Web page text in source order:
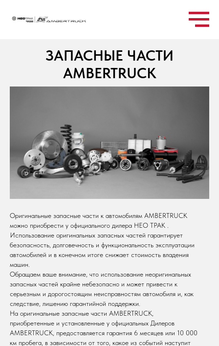
ЗАПАСНЫЕ ЧАСТИ
AMBERTRUCK
Оригинальные запасные части к автомобилям AMBERTRUCK
можно приобрести у официального дилера НЕО ТРАК .
Использование оригинальных запасных частей гарантирует
безопасность, долговечность и функциональность эксплуатации
автомобилей и в конечном итоге снижает стоимость владения
машин.
Обращаем ваше внимание, что использование неоригинальных
запасных частей крайне небезопасно и может привести к
серьезным и дорогостоящим неисправностям автомобиля и, как
следствие, лишению гарантийной поддержки.
На оригинальные запасные части AMBERTRUCK,
приобретенные и установленные у официальных Дилеров
AMBERTRUCK, предоставляется гарантия 6 месяцев или 10 000
км пробега, в зависимости от того, какое из событий наступит